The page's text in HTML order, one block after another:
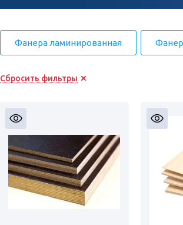
Фанера ламинированная
Сбросить фильтры